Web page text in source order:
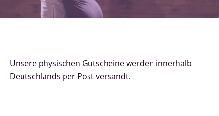
Unsere physischen Gutscheine werden innerhalb
Deutschlands per Post versandt.